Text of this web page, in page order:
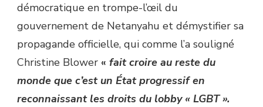
démocratique en trompe-l’œil du
gouvernement de Netanyahu et démystifier sa
propagande officielle, qui comme l’a souligné
Christine Blower « fait croire au reste du
monde que c’est un État progressif en
reconnaissant les droits du lobby « LGBT ».